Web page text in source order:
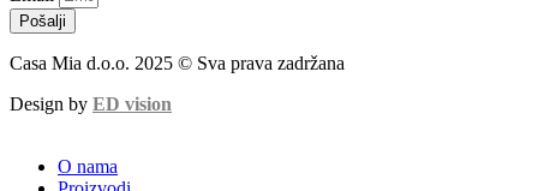
Pošalji
Casa Mia d.o.o. 2025 © Sva prava zadržana
Design by ED vision
O nama